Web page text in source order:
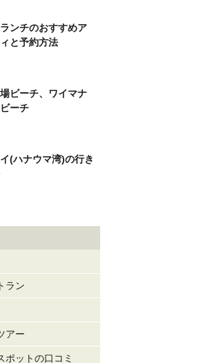
ンチのおすすめア
と予約方法
ビーチ、ワイマナ
ーチ
(ハナウマ湾)の行き
ラン
アー
ポットの口コミ